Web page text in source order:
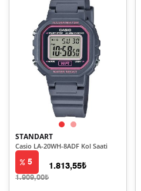
STANDART
Casio LA-20WH-8ADF Kol Saati
5
1.909,00₺
1.813,55₺